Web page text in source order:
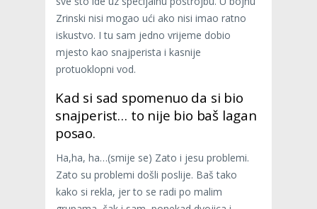
Zrinski nisi mogao ući ako nisi imao ratno
iskustvo. I tu sam jedno vrijeme dobio
mjesto kao snajperista i kasnije
protuoklopni vod.
Kad si sad spomenuo da si bio
snajperist… to nije bio baš lagan
posao.
Ha,ha, ha…(smije se) Zato i jesu problemi.
Zato su problemi došli poslije. Baš tako
kako si rekla, jer to se radi po malim